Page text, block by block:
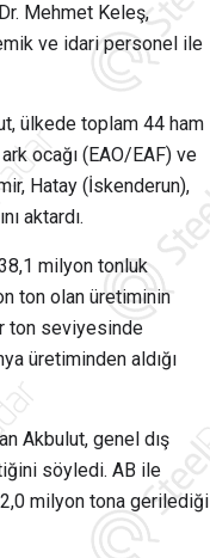
Mehmet Keleş,
ve idari personel ile
ülkede toplam 44 ham
ocağı (EAO/EAF) ve
Hatay (İskenderun),
aktardı.
milyon tonluk
ton olan üretiminin
ton seviyesinde
üretiminden aldığı
Akbulut, genel dış
söyledi. AB ile
2,0 milyon tona gerilediği